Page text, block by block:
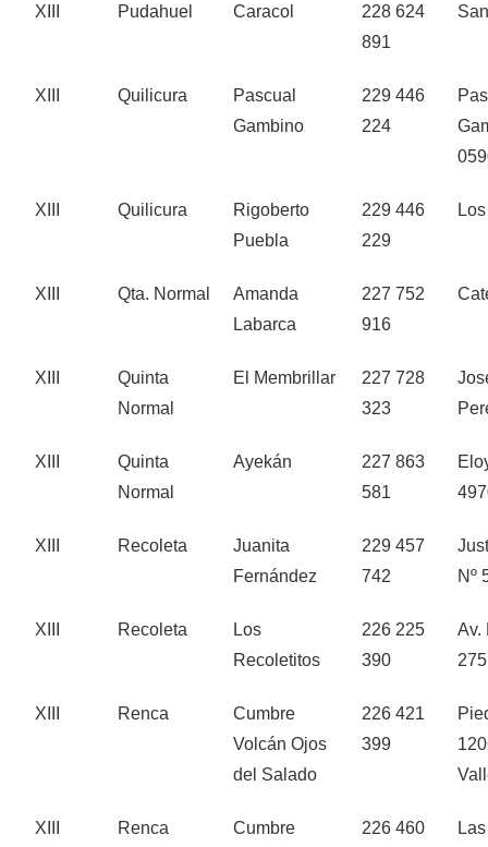
XIII Pudahuel Caracol
228 624
891
XIII Quilicura
Pascual
Gambino
229 446
224
XIII Quilicura
Rigoberto
Puebla
229 446
229
XIII Qta. Normal
Amanda
Labarca
227 752
916
XIII
Quinta
Normal
El Membrillar
227 728
323
XIII
Quinta
Normal
Ayekán
227 863
581
XIII Recoleta
Juanita
Fernández
229 457
742
Nº
XIII Recoleta
Los
Recoletitos
226 225
390
Av.
XIII Renca
Cumbre
Volcán Ojos
del Salado
226 421
399
XIII Renca
Cumbre
226 460